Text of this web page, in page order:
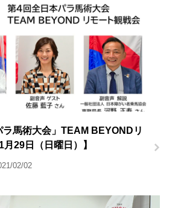
ラ馬術大会」TEAM BEYONDリ
29日（日曜日）】
02/02